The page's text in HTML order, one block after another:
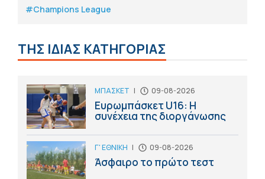
#Champions League
ΤΗΣ ΙΔΙΑΣ ΚΑΤΗΓΟΡΙΑΣ
ΜΠΑΣΚΕΤ | 09-08-2026
Ευρωμπάσκετ U16: Η
συνέχεια της διοργάνωσης
Γ' ΕΘΝΙΚΗ | 09-08-2026
Άσφαιρο το πρώτο τεστ